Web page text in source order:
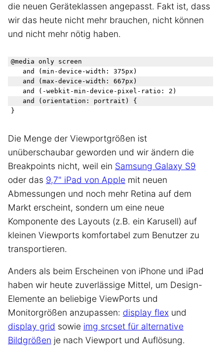
die neuen Geräteklassen angepasst. Fakt ist, dass
wir das heute nicht mehr brauchen, nicht können
und nicht mehr nötig haben.
@media only screen
   and (min-device-width: 375px)
   and (max-device-width: 667px)
   and (-webkit-min-device-pixel-ratio: 2)
   and (orientation: portrait) {
Die Menge der Viewportgrößen ist
unüberschaubar geworden und wir ändern die
Breakpoints nicht, weil ein Samsung Galaxy S9
oder das 9,7" iPad von Apple mit neuen
Abmessungen und noch mehr Retina auf dem
Markt erscheint, sondern um eine neue
Komponente des Layouts (z.B. ein Karusell) auf
kleinen Viewports komfortabel zum Benutzer zu
transportieren.
Anders als beim Erscheinen von iPhone und iPad
haben wir heute zuverlässige Mittel, um Design-
Elemente an beliebige ViewPorts und
Monitorgrößen anzupassen: display flex und
display grid sowie img srcset für alternative
Bildgrößen je nach Viewport und Auflösung.